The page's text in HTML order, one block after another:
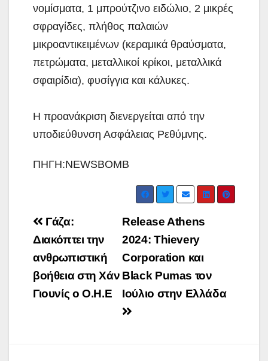
νομίσματα, 1 μπρούτζινο ειδώλιο, 2 μικρές
σφραγίδες, πλήθος παλαιών
μικροαντικειμένων (κεραμικά θραύσματα,
πετρώματα, μεταλλικοί κρίκοι, μεταλλικά
σφαιρίδια), φυσίγγια και κάλυκες.
Η προανάκριση διενεργείται από την
υποδιεύθυνση Ασφάλειας Ρεθύμνης.
ΠΗΓΗ:NEWSBOMB
Post
navigation
Release Athens
2024: Thievery
Corporation και
Black Pumas τον
Ιούλιο στην Ελλάδα
Γάζα:
Διακόπτει την
ανθρωπιστική
βοήθεια στη Χάν
Γιουνίς ο Ο.Η.Ε